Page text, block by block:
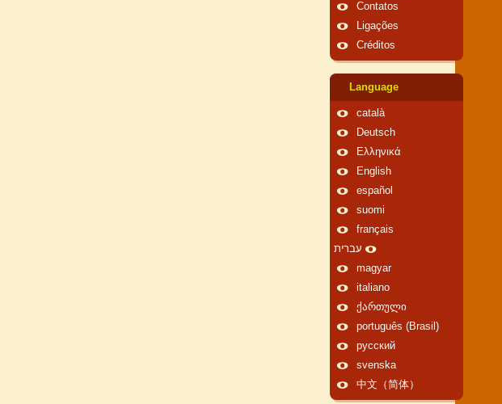
Contatos
Ligações
Créditos
Language
català
Deutsch
Ελληνικά
English
español
suomi
français
עברית
magyar
italiano
ქართული
português (Brasil)
русский
svenska
中文（简体）